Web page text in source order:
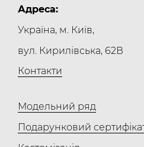
Адреса:
Україна, м. Київ,
вул. Кирилівська, 62В
Контакти
Модельний ряд
Подарунковий